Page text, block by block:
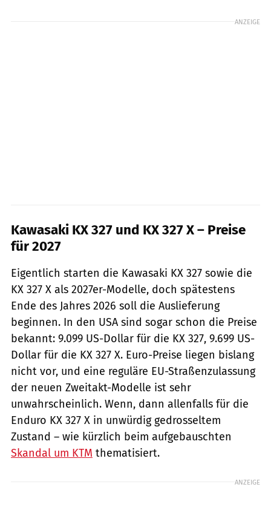
ANZEIGE
Kawasaki KX 327 und KX 327 X – Preise
für 2027
Eigentlich starten die Kawasaki KX 327 sowie die
KX 327 X als 2027er-Modelle, doch spätestens
Ende des Jahres 2026 soll die Auslieferung
beginnen. In den USA sind sogar schon die Preise
bekannt: 9.099 US-Dollar für die KX 327, 9.699 US-
Dollar für die KX 327 X. Euro-Preise liegen bislang
nicht vor, und eine reguläre EU-Straßenzulassung
der neuen Zweitakt-Modelle ist sehr
unwahrscheinlich. Wenn, dann allenfalls für die
Enduro KX 327 X in unwürdig gedrosseltem
Zustand – wie kürzlich beim aufgebauschten
Skandal um KTM thematisiert.
ANZEIGE